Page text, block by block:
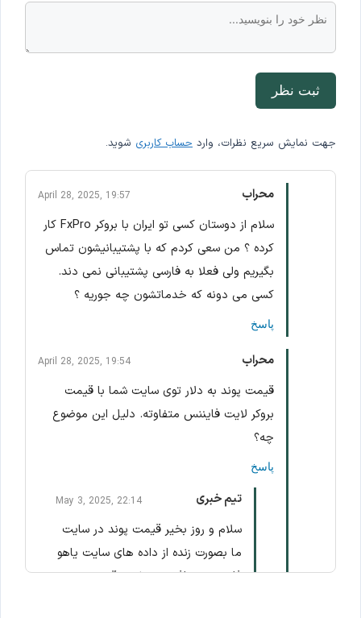
ثبت نظر
جهت نمایش سریع نظرات، وارد حساب کاربری شوید.
محراب April 28, 2025, 19:57
سلام از دوستان کسی تو ایران با بروکر FxPro کار
کرده ؟ من سعی کردم که با پشتیبانیشون تماس
بگیریم ولی فعلا به فارسی پشتیبانی نمی دند.
کسی می دونه که خدماتشون چه جوریه ؟
پاسخ
محراب April 28, 2025, 19:54
قیمت پوند به دلار توی سایت شما با قیمت
بروکر لایت فایننس متفاوته. دلیل این موضوع
چه؟
پاسخ
تیم خبری May 3, 2025, 22:14
سلام و روز بخیر قیمت پوند در سایت
ما بصورت زنده از داده های سایت یاهو
فایننس دریافت می شود. قیمت جفت